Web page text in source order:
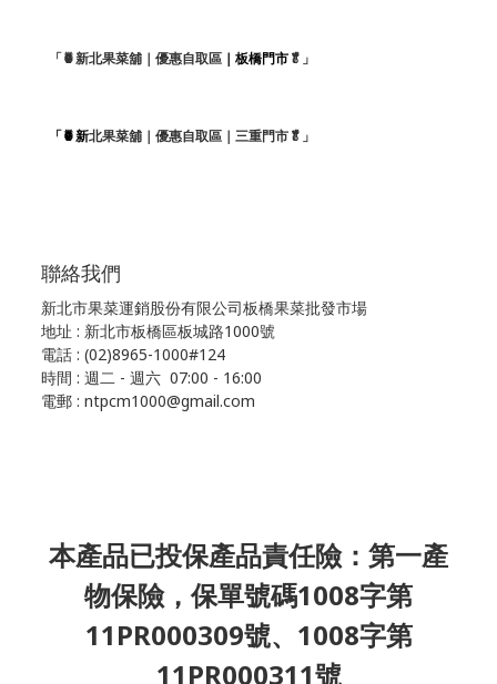
「🍍新北果菜舖｜優惠自取區 ｜板橋門市🥬」
「🍍新北果菜舖｜優惠自取區｜三重門市🥬」
聯絡我們
新北市果菜運銷股份有限公司板橋果菜批發市場
地址 : 新北市板橋區板城路1000號
電話 : (02)8965-1000#124
時間 : 週二 - 週六 07:00 - 16:00
電郵 : ntpcm1000@gmail.com
本產品已投保產品責任險：第一產
物保險，保單號碼1008字第
11PR000309號、1008字第
11PR000311號